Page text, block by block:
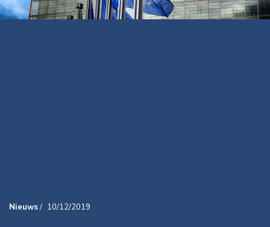
Nieuws/ 10/12/2019